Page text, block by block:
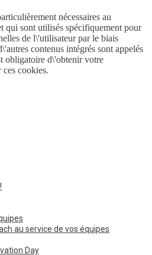
nécessaires au
qui sont utilisés spécifiquement pour
de l\'utilisateur par le biais
contenus intégrés sont appelés
obligatoire d\'obtenir votre
ces cookies.
au service de vos équipes
Day